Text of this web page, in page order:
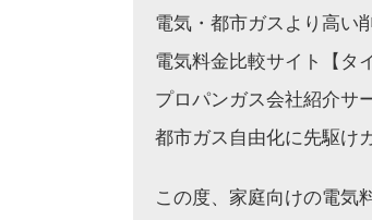
電気・都市ガスより高い
電気料金比較サイト【タ
プロパンガス会社紹介サ
都市ガス自由化に先駆け
この度、家庭向けの電気